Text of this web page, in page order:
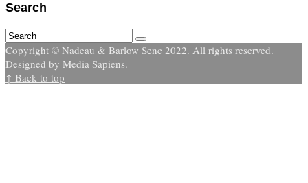
Search
Copyright © Nadeau & Barlow Senc 2022. All rights reserved.
Designed by Media Sapiens.
↑ Back to top